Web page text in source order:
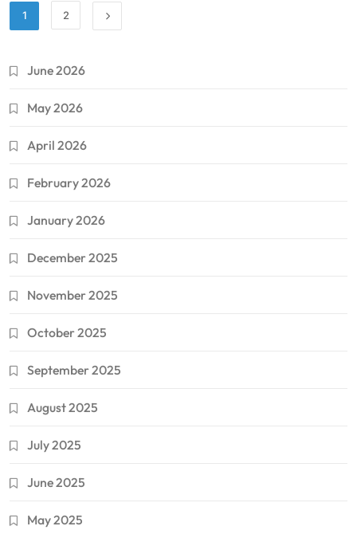
1 2
June 2026
May 2026
April 2026
February 2026
January 2026
December 2025
November 2025
October 2025
September 2025
August 2025
July 2025
June 2025
May 2025